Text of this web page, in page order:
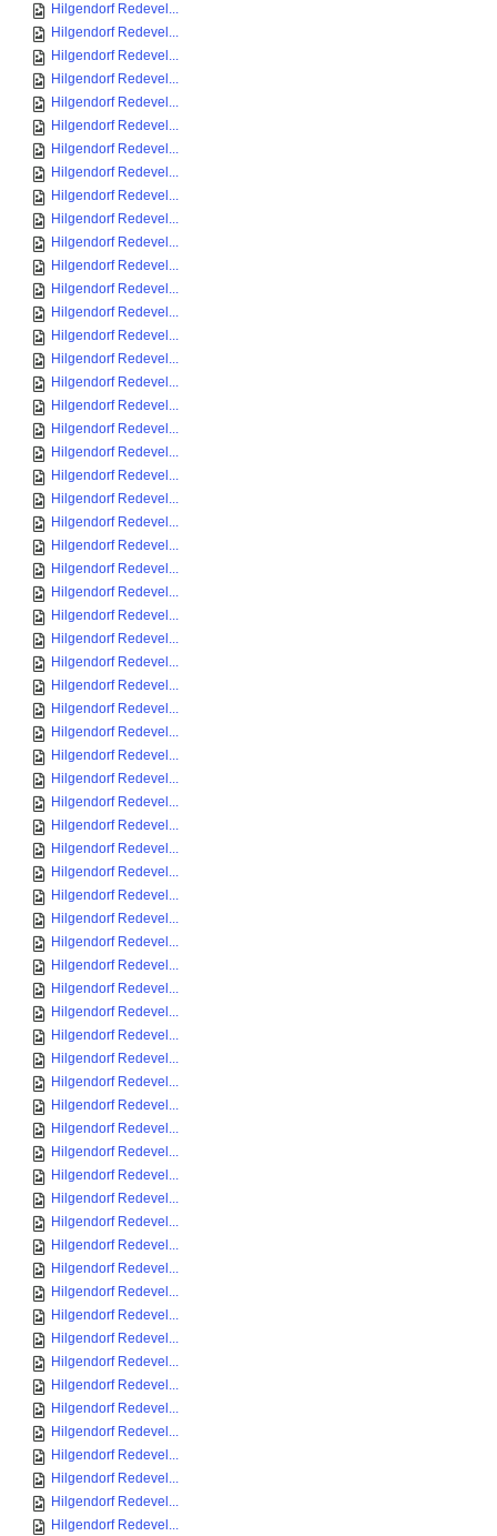
Hilgendorf Redevel...
Hilgendorf Redevel...
Hilgendorf Redevel...
Hilgendorf Redevel...
Hilgendorf Redevel...
Hilgendorf Redevel...
Hilgendorf Redevel...
Hilgendorf Redevel...
Hilgendorf Redevel...
Hilgendorf Redevel...
Hilgendorf Redevel...
Hilgendorf Redevel...
Hilgendorf Redevel...
Hilgendorf Redevel...
Hilgendorf Redevel...
Hilgendorf Redevel...
Hilgendorf Redevel...
Hilgendorf Redevel...
Hilgendorf Redevel...
Hilgendorf Redevel...
Hilgendorf Redevel...
Hilgendorf Redevel...
Hilgendorf Redevel...
Hilgendorf Redevel...
Hilgendorf Redevel...
Hilgendorf Redevel...
Hilgendorf Redevel...
Hilgendorf Redevel...
Hilgendorf Redevel...
Hilgendorf Redevel...
Hilgendorf Redevel...
Hilgendorf Redevel...
Hilgendorf Redevel...
Hilgendorf Redevel...
Hilgendorf Redevel...
Hilgendorf Redevel...
Hilgendorf Redevel...
Hilgendorf Redevel...
Hilgendorf Redevel...
Hilgendorf Redevel...
Hilgendorf Redevel...
Hilgendorf Redevel...
Hilgendorf Redevel...
Hilgendorf Redevel...
Hilgendorf Redevel...
Hilgendorf Redevel...
Hilgendorf Redevel...
Hilgendorf Redevel...
Hilgendorf Redevel...
Hilgendorf Redevel...
Hilgendorf Redevel...
Hilgendorf Redevel...
Hilgendorf Redevel...
Hilgendorf Redevel...
Hilgendorf Redevel...
Hilgendorf Redevel...
Hilgendorf Redevel...
Hilgendorf Redevel...
Hilgendorf Redevel...
Hilgendorf Redevel...
Hilgendorf Redevel...
Hilgendorf Redevel...
Hilgendorf Redevel...
Hilgendorf Redevel...
Hilgendorf Redevel...
Hilgendorf Redevel...